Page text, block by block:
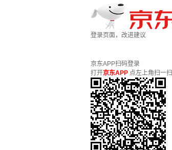
登录页面，改进建议
京东APP扫码登录
打开京东APP 点左上角扫一扫